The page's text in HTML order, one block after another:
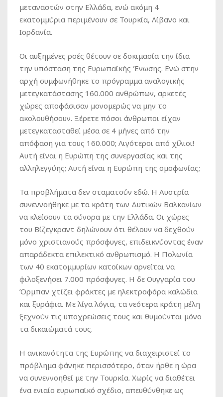
μεταναστών στην Ελλάδα, ενώ ακόμη 4
εκατομμύρια περιμένουν σε Τουρκία, Λίβανο και
Ιορδανία.
Οι αυξημένες ροές θέτουν σε δοκιμασία την ίδια
την υπόσταση της Ευρωπαϊκής Ένωσης. Ενώ στην
αρχή συμφωνήθηκε το πρόγραμμα αναλογικής
μετεγκατάστασης 160.000 ανθρώπων, αρκετές
χώρες αποφάσισαν μονομερώς να μην το
ακολουθήσουν. Ξέρετε πόσοι άνθρωποι είχαν
μετεγκατασταθεί μέσα σε 4 μήνες από την
απόφαση για τους 160.000; Λιγότεροι από χίλιοι!
Αυτή είναι η Ευρώπη της συνεργασίας και της
αλληλεγγύης; Αυτή είναι η Ευρώπη της ομοφωνίας;
Τα προβλήματα δεν σταματούν εδώ. Η Αυστρία
συνεννοήθηκε με τα κράτη των Δυτικών Βαλκανίων
να κλείσουν τα σύνορα με την Ελλάδα. Οι χώρες
του Βίζεγκραντ δηλώνουν ότι θέλουν να δεχθούν
μόνο χριστιανούς πρόσφυγες, επιδεικνύοντας έναν
απαράδεκτα επιλεκτικό ανθρωπισμό. Η Πολωνία
των 40 εκατομμυρίων κατοίκων αρνείται να
φιλοξενήσει 7.000 πρόσφυγες. Η δε Ουγγαρία του
Όρμπαν χτίζει φράκτες με ηλεκτροφόρα καλώδια
και ξυράφια. Με λίγα λόγια, τα νεότερα κράτη μέλη
ξεχνούν τις υποχρεώσεις τους και θυμούνται μόνο
τα δικαιώματά τους.
Η ανικανότητα της Ευρώπης να διαχειριστεί το
πρόβλημα φάνηκε περισσότερο, όταν ήρθε η ώρα
να συνεννοηθεί με την Τουρκία. Χωρίς να διαθέτει
ένα ενιαίο ευρωπαϊκό σχέδιο, απευθύνθηκε ως